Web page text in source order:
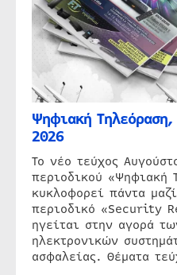
Ψηφιακή Τηλεόραση,
2026
Το νέο τεύχος
περιοδικού «Ψηφιακή
κυκλοφορεί πάντα
περιοδικό «Security
ηγείται στην αγορά
ηλεκτρονικών
ασφαλείας. Θέματα